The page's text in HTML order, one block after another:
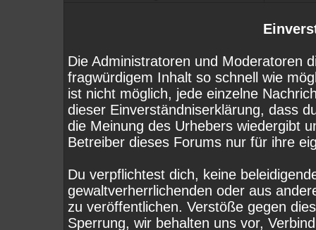
Die Administratoren und Moderatoren
fragwürdigem Inhalt so schnell wie
ist nicht möglich, jede einzelne
dieser Einverständniserklärung, dass
die Meinung des Urhebers wiedergibt
Betreiber dieses Forums nur für ihre
Du verpflichtest dich, keine
gewaltverherrlichenden oder aus
zu veröffentlichen. Verstöße gegen
Sperrung, wir behalten uns vor,